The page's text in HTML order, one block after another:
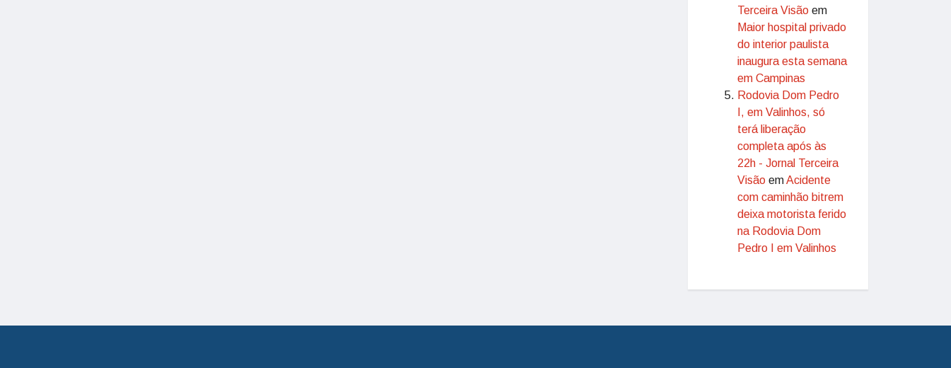
Terceira Visão em
Maior hospital privado
do interior paulista
inaugura esta semana
em Campinas
Rodovia Dom Pedro
I, em Valinhos, só
terá liberação
completa após às
22h - Jornal Terceira
Visão emAcidente
com caminhão bitrem
deixa motorista ferido
na Rodovia Dom
Pedro I em Valinhos